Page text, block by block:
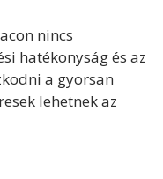
nincs
hatékonyság és az
a gyorsan
lehetnek az